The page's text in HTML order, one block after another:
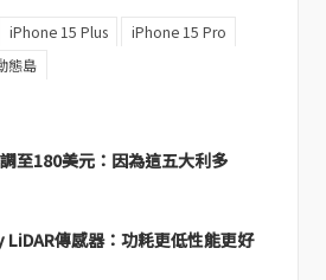
iPhone 15 Plus
iPhone 15 Pro
態島
至180美元：因為這五大利多
傳感器：功耗更低性能更好